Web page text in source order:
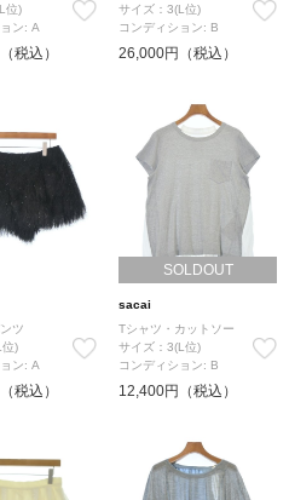
位)
ン: A
税込）
サイズ：3(L位)
コンディション: B
26,000円（税込）
ツ
位)
ン: A
税込）
SOLDOUT
sacai
Tシャツ・カットソー
サイズ：3(L位)
コンディション: B
12,400円（税込）